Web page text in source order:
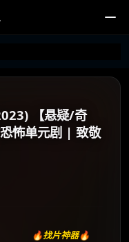
【悬疑/奇
怖单元剧 | 致敬
🔥找片神器🔥